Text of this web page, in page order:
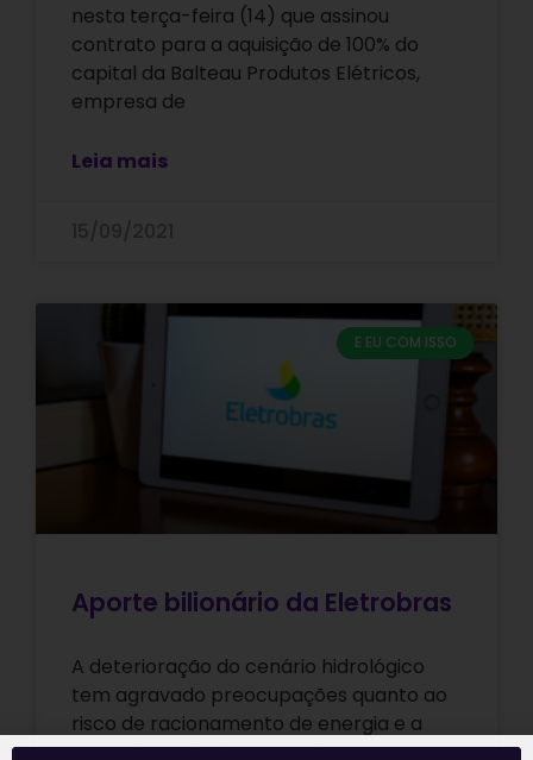
nesta terça-feira (14) que assinou
contrato para a aquisição de 100% do
capital da Balteau Produtos Elétricos,
empresa de
Leia mais
E EU COM ISSO
Aporte bilionário da Eletrobras
A deterioração do cenário hidrológico
tem agravado preocupações quanto ao
risco de racionamento de energia e a
elevação da tarifa energética, que vem